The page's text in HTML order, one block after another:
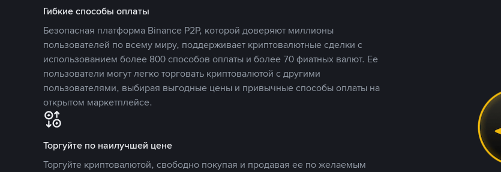
Гибкие способы оплаты
Безопасная платформа Binance P2P, которой доверяют миллионы
пользователей по всему миру, поддерживает криптовалютные сделки с
использованием более 800 способов оплаты и более 70 фиатных валют. Ее
пользователи могут легко торговать криптовалютой с другими
пользователями, выбирая выгодные цены и привычные способы оплаты на
открытом маркетплейсе.
Торгуйте по наилучшей цене
Торгуйте криптовалютой, свободно покупая и продавая ее по желаемым